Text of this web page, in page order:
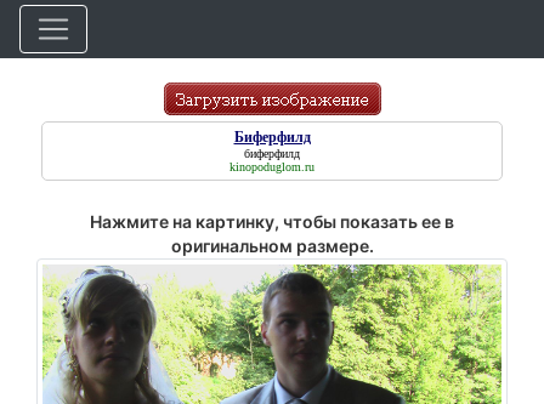
Биферфилд
биферфилд
kinopoduglom.ru
Нажмите на картинку, чтобы показать ее в
оригинальном размере.